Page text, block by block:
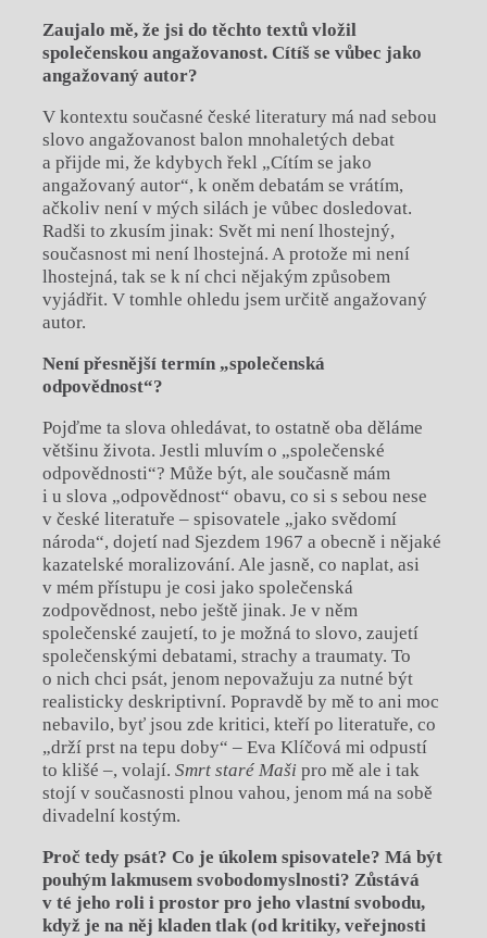
Zaujalo mě, že jsi do těchto textů vložil
společenskou angažovanost. Cítíš se vůbec jako
angažovaný autor?
V kontextu současné české literatury má nad sebou
slovo angažovanost balon mnohaletých debat
a přijde mi, že kdybych řekl „Cítím se jako
angažovaný autor“, k oněm debatám se vrátím,
ačkoliv není v mých silách je vůbec dosledovat.
Radši to zkusím jinak: Svět mi není lhostejný,
současnost mi není lhostejná. A protože mi není
lhostejná, tak se k ní chci nějakým způsobem
vyjádřit. V tomhle ohledu jsem určitě angažovaný
autor.
Není přesnější termín „společenská
odpovědnost“?
Pojďme ta slova ohledávat, to ostatně oba děláme
většinu života. Jestli mluvím o „společenské
odpovědnosti“? Může být, ale současně mám
i u slova „odpovědnost“ obavu, co si s sebou nese
v české literatuře – spisovatele „jako svědomí
národa“, dojetí nad Sjezdem 1967 a obecně i nějaké
kazatelské moralizování. Ale jasně, co naplat, asi
v mém přístupu je cosi jako společenská
zodpovědnost, nebo ještě jinak. Je v něm
společenské zaujetí, to je možná to slovo, zaujetí
společenskými debatami, strachy a traumaty. To
o nich chci psát, jenom nepovažuju za nutné být
realisticky deskriptivní. Popravdě by mě to ani moc
nebavilo, byť jsou zde kritici, kteří po literatuře, co
„drží prst na tepu doby“ – Eva Klíčová mi odpustí
to klišé –, volají. Smrt staré Maši pro mě ale i tak
stojí v současnosti plnou vahou, jenom má na sobě
divadelní kostým.
Proč tedy psát? Co je úkolem spisovatele? Má být
pouhým lakmusem svobodomyslnosti? Zůstává
v té jeho roli i prostor pro jeho vlastní svobodu,
když je na něj kladen tlak (od kritiky, veřejnosti